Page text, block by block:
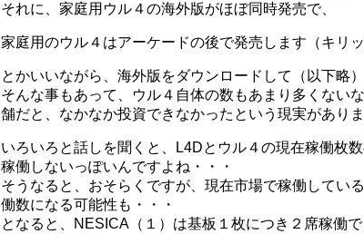
それに、家庭用ウル４の海外版がほぼ同時発売で、
家庭用のウル４はアーケードの後で発売します（キリッ
とかいいながら、海外版をダウンロードして（以下略）
そんな事もあって、ウル４自体の数もあまり多くない
舗だと、なかなか投資できなかったという現実がありま
いろいろと話しを聞くと、L4Dとウル４の現在稼働枚
稼働しないっぽいんですよね・・・
そうなると、おそらくですが、現在市場で稼働してい
働数になる可能性も・・・
となると、NESICA（１）は基板１枚につき２席稼働